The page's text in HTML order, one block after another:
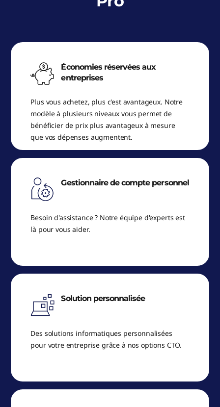
Économies réservées aux
entreprises
Plus vous achetez, plus c'est avantageux. Notre
modèle à plusieurs niveaux vous permet de
bénéficier de prix plus avantageux à mesure
que vos dépenses augmentent.
Gestionnaire de compte personnel
Besoin d'assistance ? Notre équipe d'experts est
là pour vous aider.
Solution personnalisée
Des solutions informatiques personnalisées
pour votre entreprise grâce à nos options CTO.